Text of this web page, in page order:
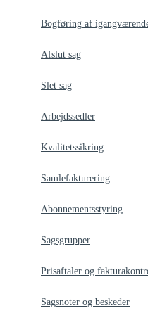
Bogføring af
Afslut sag
Slet sag
Arbejdssedler
Kvalitetssikring
Samlefakturering
Abonnementsstyring
Sagsgrupper
Prisaftaler og
Sagsnoter og beskeder